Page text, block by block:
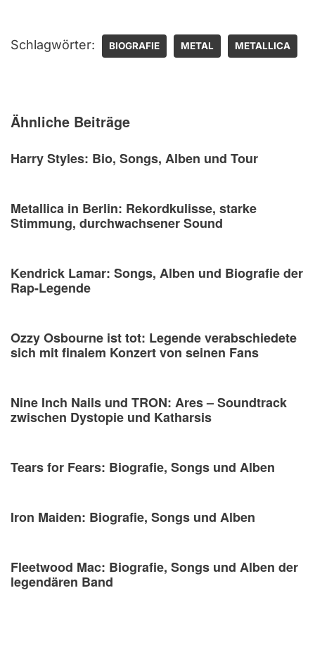
Schlagwörter: BIOGRAFIE METAL METALLICA
Ähnliche Beiträge
Harry Styles: Bio, Songs, Alben und Tour
Metallica in Berlin: Rekordkulisse, starke
Stimmung, durchwachsener Sound
Kendrick Lamar: Songs, Alben und Biografie der
Rap-Legende
Ozzy Osbourne ist tot: Legende verabschiedete
sich mit finalem Konzert von seinen Fans
Nine Inch Nails und TRON: Ares – Soundtrack
zwischen Dystopie und Katharsis
Tears for Fears: Biografie, Songs und Alben
Iron Maiden: Biografie, Songs und Alben
Fleetwood Mac: Biografie, Songs und Alben der
legendären Band